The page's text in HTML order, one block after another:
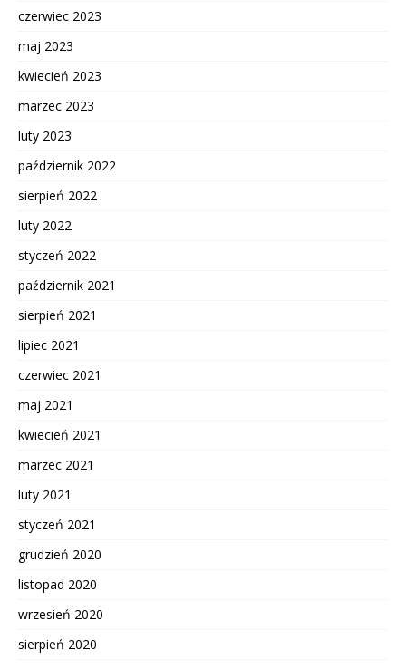
czerwiec 2023
maj 2023
kwiecień 2023
marzec 2023
luty 2023
październik 2022
sierpień 2022
luty 2022
styczeń 2022
październik 2021
sierpień 2021
lipiec 2021
czerwiec 2021
maj 2021
kwiecień 2021
marzec 2021
luty 2021
styczeń 2021
grudzień 2020
listopad 2020
wrzesień 2020
sierpień 2020